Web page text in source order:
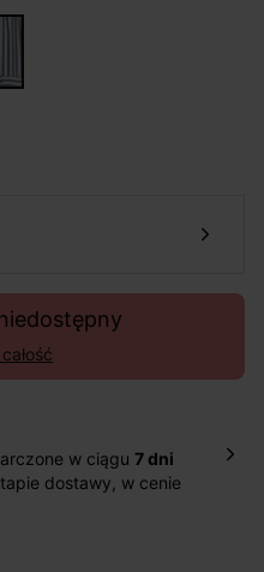
w ciągu 7 dni
dostawy, w cenie